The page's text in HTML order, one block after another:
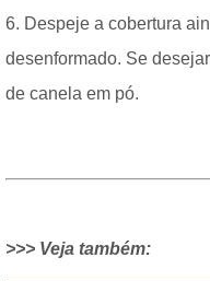
6. Despeje a cobertura
desenformado. Se
de canela em pó.
>>> Veja também: